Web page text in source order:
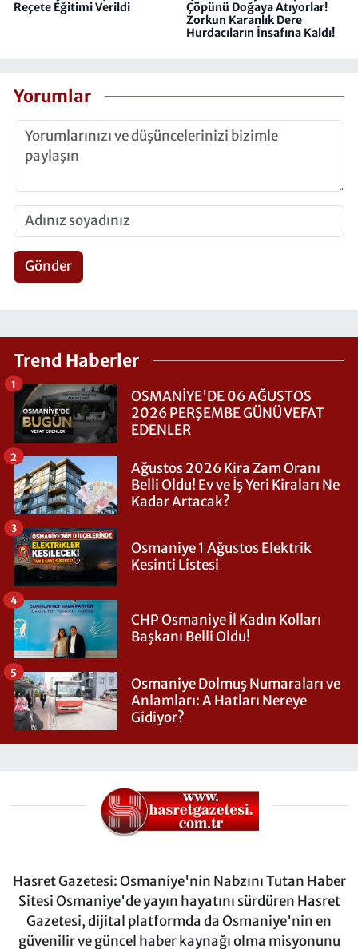
Reçete Eğitimi Verildi
Çöpünü Doğaya Atıyorlar!
Zorkun Karanlık Dere
Hurdacıların İnsafına Kaldı!
Yorumlar
Gönder
Trend Haberler
OSMANİYE'DE 06 AĞUSTOS
2026 PERŞEMBE GÜNÜ VEFAT
EDENLER
1
Ağustos 2026 Kira Zam Oranı
Belli Oldu! Ev ve İş Yeri Kiraları Ne
Kadar Artacak?
2
Osmaniye 1 Ağustos Elektrik
Kesinti Listesi
3
CHP Osmaniye İl Kadın Kolları
Başkanı Belli Oldu!
4
Osmaniye Dolmuş Numaraları ve
Anlamları: A Hatları Nereye
Gidiyor?
5
Hasret Gazetesi: Osmaniye'nin Nabzını Tutan Haber
Sitesi Osmaniye'de yayın hayatını sürdüren Hasret
Gazetesi, dijital platformda da Osmaniye'nin en
güvenilir ve güncel haber kaynağı olma misyonunu